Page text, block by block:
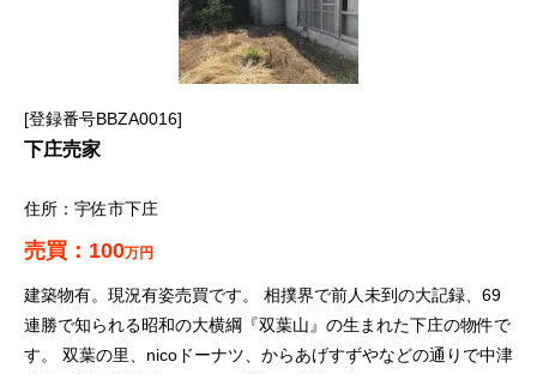
登録番号BBZA0016
下庄売家
宇佐市下庄
100万円
建築物有。現況有姿売買です。 相撲界で前人未到の大記録、69
連勝で知られる昭和の大横綱『双葉山』の生まれた下庄の物件で
す。 双葉の里、nicoドーナツ、からあげすずやなどの通りで中津